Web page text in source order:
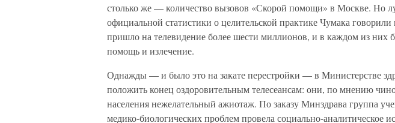
столько же — количество вызовов «Скорой помощи» в Москве. Но
официальной статистики о целительской практике Чумака говорили
пришло на телевидение более шести миллионов, и в каждом из них
помощь и излечение.
Однажды — и было это на закате перестройки — в Министерстве
положить конец оздоровительным телесеансам: они, по мнению
населения нежелательный ажиотаж. По заказу Минздрава группа
медико-биологических проблем провела социально-аналитическое